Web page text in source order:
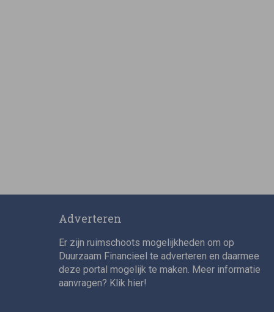
Adverteren
Er zijn ruimschoots mogelijkheden om op
Duurzaam Financieel te adverteren en daarmee
deze portal mogelijk te maken. Meer informatie
aanvragen? Klik hier!